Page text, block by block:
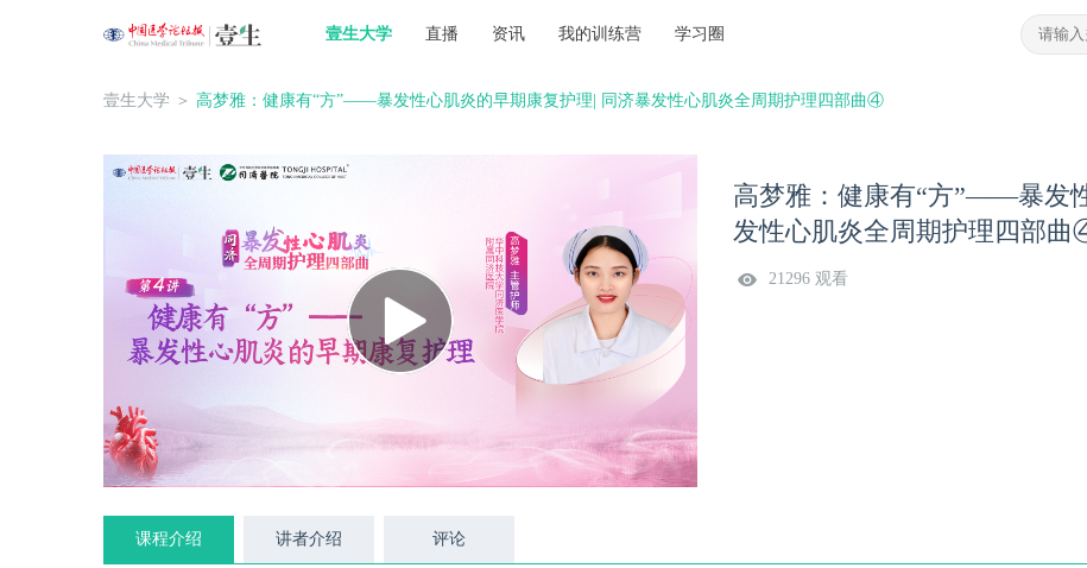
壹生大学 直播 资讯 我的训练营 学习圈
壹生大学 ＞ 高梦雅：健康有“方”——暴发性心肌炎的早期康复护理| 同济暴发性心肌炎全周期护理四部曲④
高梦雅：健康有“方”——暴发
发性心肌炎全周期护理四部
21296 观看
课程介绍 讲者介绍 评论